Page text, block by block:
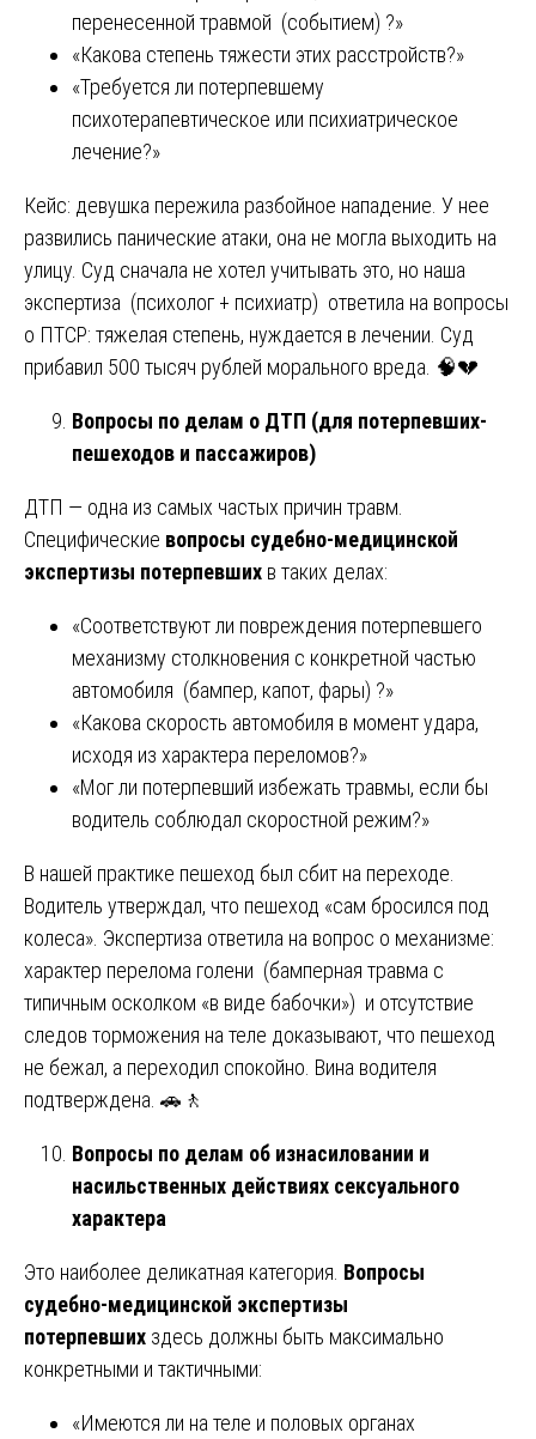
перенесенной травмой (событием) ?»
«Какова степень тяжести этих расстройств?»
«Требуется ли потерпевшему
психотерапевтическое или психиатрическое
лечение?»
Кейс: девушка пережила разбойное нападение. У нее
развились панические атаки, она не могла выходить на
улицу. Суд сначала не хотел учитывать это, но наша
экспертиза (психолог + психиатр) ответила на вопросы
о ПТСР: тяжелая степень, нуждается в лечении. Суд
прибавил 500 тысяч рублей морального вреда. 🧠💔
Вопросы по делам о ДТП (для потерпевших-
пешеходов и пассажиров)
ДТП — одна из самых частых причин травм.
Специфические вопросы судебно-медицинской
экспертизы потерпевших в таких делах:
«Соответствуют ли повреждения потерпевшего
механизму столкновения с конкретной частью
автомобиля (бампер, капот, фары) ?»
«Какова скорость автомобиля в момент удара,
исходя из характера переломов?»
«Мог ли потерпевший избежать травмы, если бы
водитель соблюдал скоростной режим?»
В нашей практике пешеход был сбит на переходе.
Водитель утверждал, что пешеход «сам бросился под
колеса». Экспертиза ответила на вопрос о механизме:
характер перелома голени (бамперная травма с
типичным осколком «в виде бабочки») и отсутствие
следов торможения на теле доказывают, что пешеход
не бежал, а переходил спокойно. Вина водителя
подтверждена. 🚗🚶
Вопросы по делам об изнасиловании и
насильственных действиях сексуального
характера
Это наиболее деликатная категория. Вопросы
судебно-медицинской экспертизы
потерпевших здесь должны быть максимально
конкретными и тактичными:
«Имеются ли на теле и половых органах